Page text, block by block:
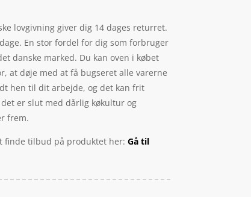
lovgivning giver dig 14 dages returret.
En stor fordel for dig som forbruger
danske marked. Du kan oven i købet
at døje med at få bugseret alle varerne
hen til dit arbejde, og det kan frit
er slut med dårlig køkultur og
frem.
finde tilbud på produktet her:Gå til